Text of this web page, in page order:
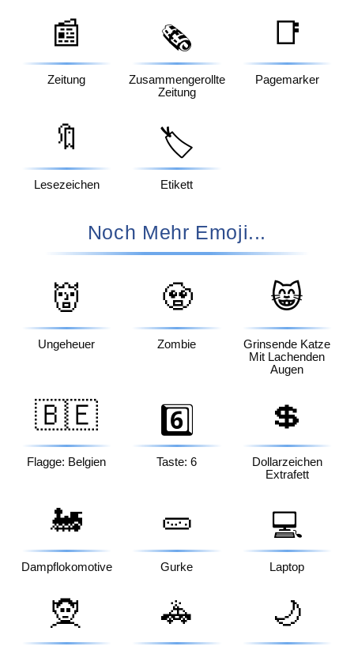
📰
Zeitung
🗞️
Zusammengerollte
Zeitung
📑
Pagemarker
🔖
Lesezeichen
🏷️
Etikett
Noch Mehr Emoji...
👹
Ungeheuer
🧟
Zombie
😸
Grinsende Katze
Mit Lachenden
Augen
🇧🇪
Flagge: Belgien
6️⃣
Taste: 6
💲
Dollarzeichen
Extrafett
🚂
Dampflokomotive
🥒
Gurke
💻
Laptop
🧝 🚓 🌙